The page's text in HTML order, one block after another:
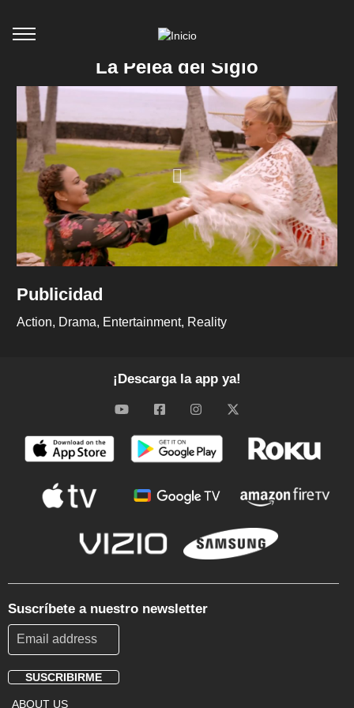
La Pelea del Siglo
Publicidad
Action Drama Entertainment Reality
¡Descarga la app ya!
Suscríbete a nuestro newsletter
SUSCRIBIRME
ABOUT US